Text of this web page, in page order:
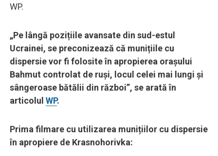
WP.
„Pe lângă pozițiile avansate din sud-estul
Ucrainei, se preconizează că munițiile cu
dispersie vor fi folosite în apropierea orașului
Bahmut controlat de ruși, locul celei mai lungi și
sângeroase bătălii din război”, se arată în
articolul WP.
Prima filmare cu utilizarea munițiilor cu dispersie
în apropiere de Krasnohorivka: